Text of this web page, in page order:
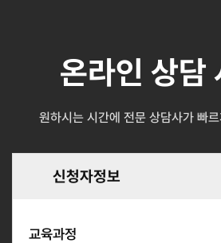
온라인 상담
원하시는 시간에 전문 상담사가 빠
신청자정보
교육과정